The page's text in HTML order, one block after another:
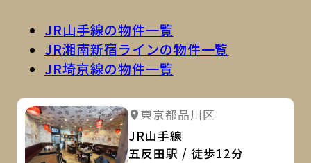
JR山手線の物件一覧
JR湘南新宿ラインの物件一覧
JR埼京線の物件一覧
詳細を見る
東京都品川区
JR山手線
五反田駅 / 徒歩12分